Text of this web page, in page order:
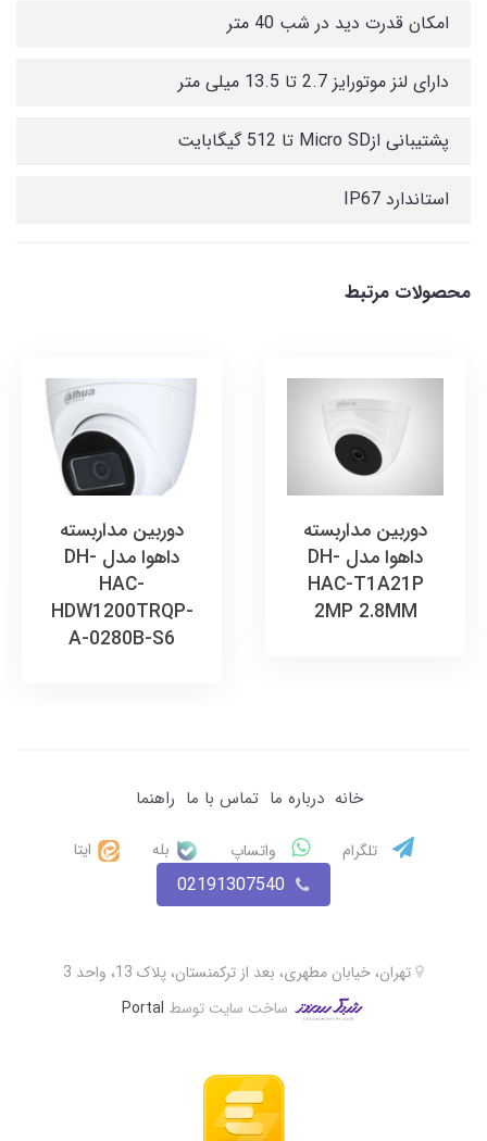
امکان قدرت دید در شب 40 متر
دارای لنز موتورایز 2.7 تا 13.5 میلی متر
پشتیبانی ازMicro SD تا 512 گیگابایت
استاندارد IP67
محصولات مرتبط
دوربین مداربسته
داهوا مدل DH-
HAC-T1A21P
2MP 2.8MM
دوربین مداربسته
داهوا مدل DH-
HAC-
HDW1200TRQP-
A-0280B-S6
خانه درباره ما تماس با ما راهنما
تلگرام واتساپ بله ایتا
02191307540
ساخت سایت توسط Portal
تهران، خیابان مطهری، بعد از ترکمنستان، پلاک 13، واحد 3